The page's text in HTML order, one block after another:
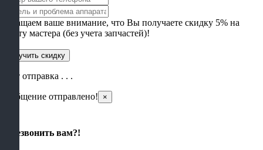
Обращаем ваше внимание, что Вы получаете скидку 5% на
работу мастера (без учета запчастей)!
Идет отправка . . .
Сообщение отправлено!
×
Перезвонить вам?!